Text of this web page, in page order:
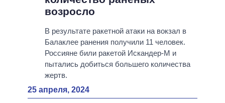
возросло
В результате ракетной атаки на вокзал в
Балаклее ранения получили 11 человек.
Россияне били ракетой Искандер-М и
пытались добиться большего количества
жертв.
25 апреля, 2024